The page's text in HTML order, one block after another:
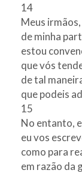
14
Meus irmãos,
de minha
estou
que vós
de tal
que podeis
15
No entanto,
eu vos
como para
em razão da